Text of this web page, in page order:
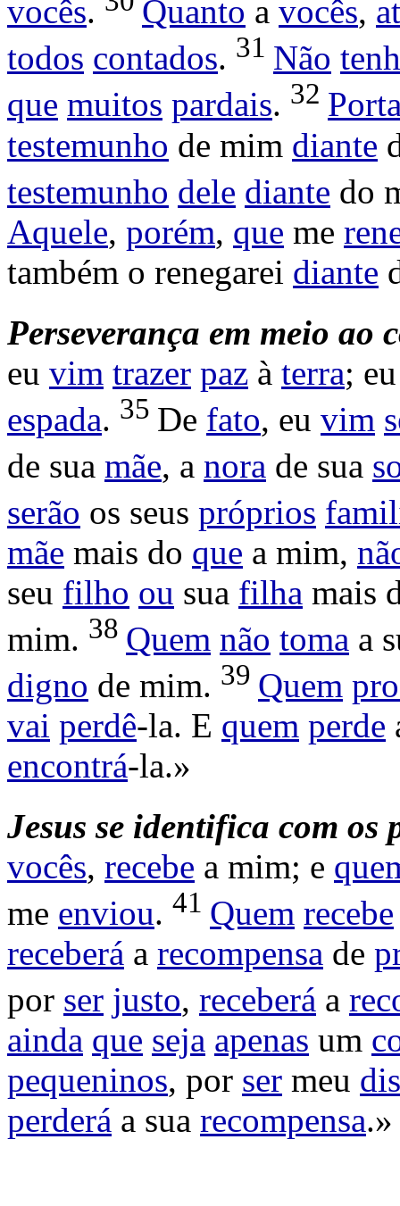
vocês. Quanto a vocês,
todos contados. 31 Não
que muitos pardais. 32
testemunho de mim diante
testemunho dele diante do
Aquele, porém, que me
também o renegarei diante
Perseverança em meio ao
eu vim trazer paz à terra;
espada. 35 De fato, eu vim
de sua mãe, a nora de sua
serão os seus próprios
mãe mais do que a mim,
seu filho ou sua filha mais
mim. 38 Quem não toma a
digno de mim. 39 Quem
vai perdê-la. E quem perde
encontrá-la.»
Jesus se identifica com os
vocês, recebe a mim; e
me enviou. 41 Quem recebe
receberá a recompensa de
por ser justo, receberá a
ainda que seja apenas um
pequeninos, por ser meu
perderá a sua recompensa.»